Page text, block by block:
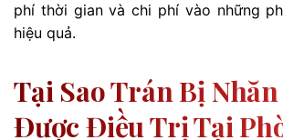
phí thời gian và chi phí vào những
hiệu quả.
Tại Sao Trán Bị
Được Điều Trị Tại